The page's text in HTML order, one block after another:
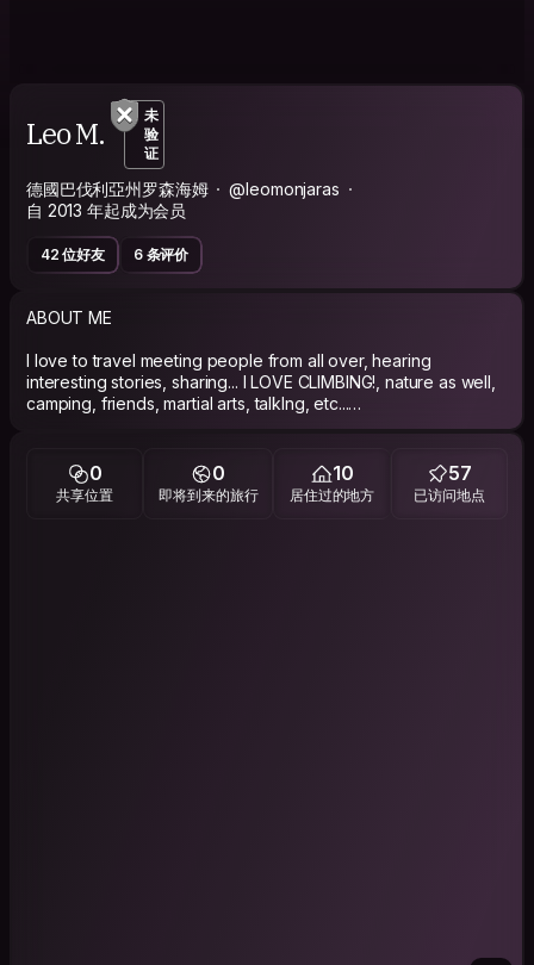
Leo M.
未
验
证
德國巴伐利亞州罗森海姆
@leomonjaras
自 2013 年起成为会员
42 位好友 6 条评价
ABOUT ME
I love to travel meeting people from all over, hearing
interesting stories, sharing... I LOVE CLIMBING!, nature as well,
camping, friends, martial arts, talkIng, etc...
PHILOSOPHY
0
共享位置
0
即将到来的旅行
10
居住过的地方
57
已访问地点